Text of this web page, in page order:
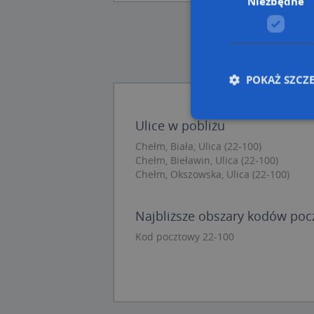
Ulice w pobliżu
Chełm, Biała, Ulica (22-100)
Chełm, Bieławin, Ulica (22-100)
Chełm, Okszowska, Ulica (22-100)
Najbliższe obszary kodów
Kod pocztowy 22-100
POKAŻ
Niezbędne pliki
zarządzanie
Nazwa